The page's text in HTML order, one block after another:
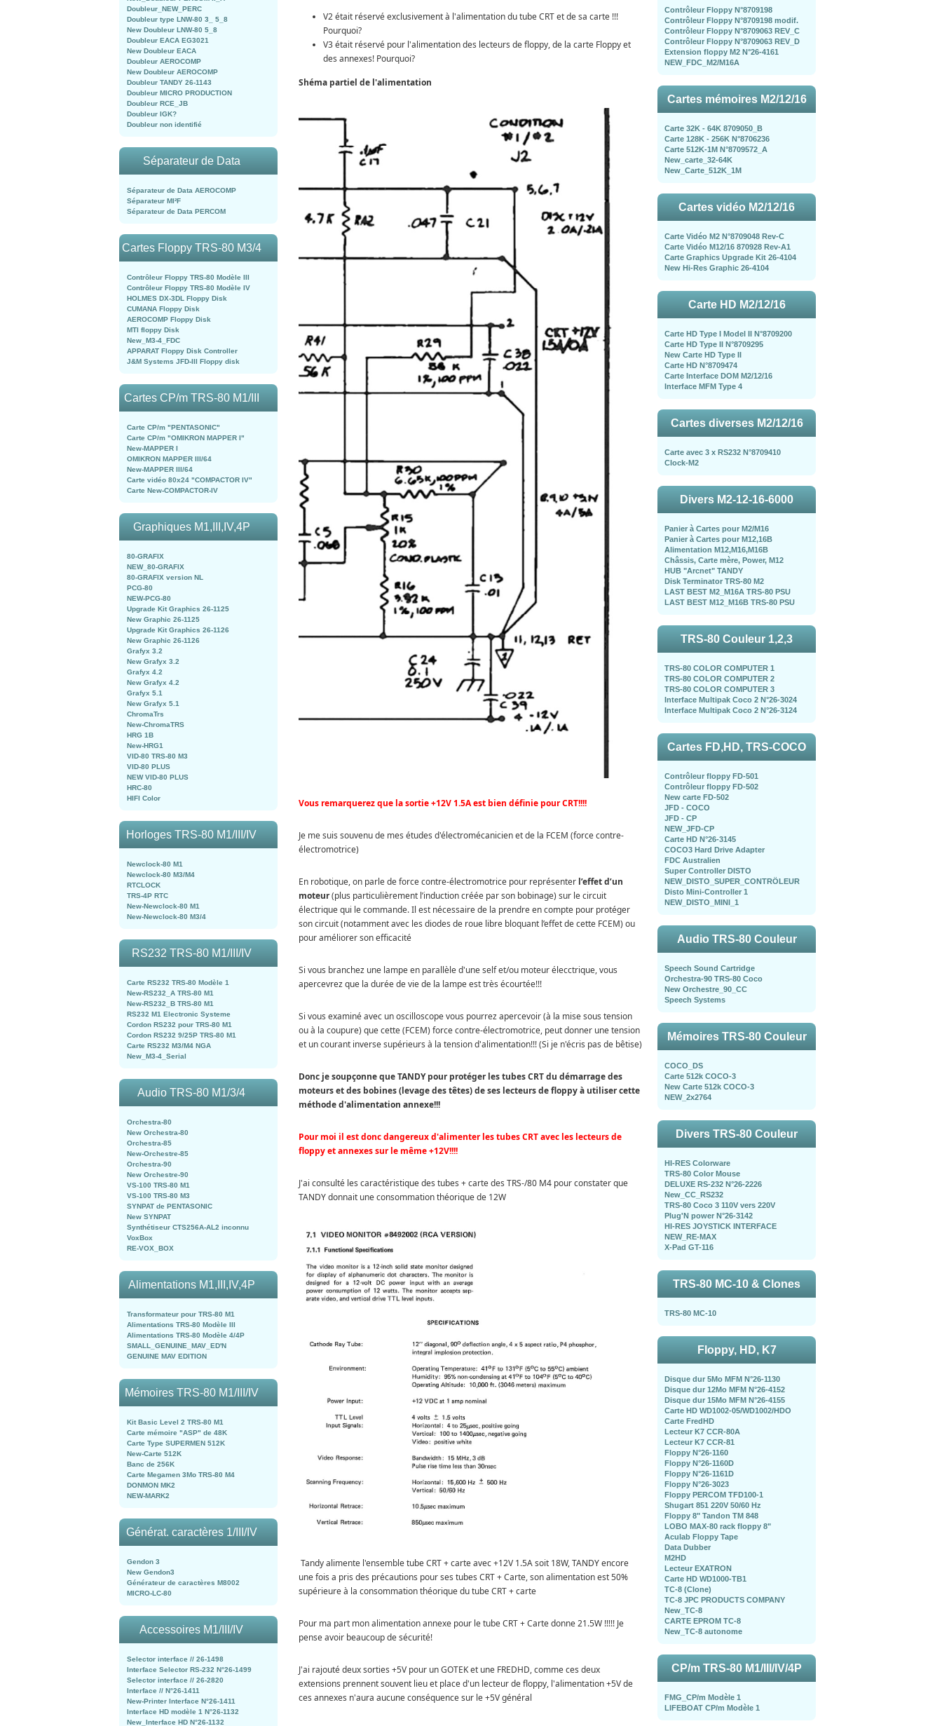
Doubleur_NEW_PERC
Doubleur type LNW-80 3_ 5_8
New Doubleur LNW-80 5_8
Doubleur EACA EG3021
New Doubleur EACA
Doubleur AEROCOMP
New Doubleur AEROCOMP
Doubleur TANDY 26-1143
Doubleur MICRO PRODUCTION
Doubleur RCE_JB
Doubleur IGK?
Doubleur non identifié
Séparateur de Data
Séparateur de Data AEROCOMP
Séparateur MI²F
Séparateur de Data PERCOM
Cartes Floppy TRS-80 M3/4
Contrôleur Floppy TRS-80 Modèle III
Contrôleur Floppy TRS-80 Modèle IV
HOLMES DX-3DL Floppy Disk
CUMANA Floppy Disk
AEROCOMP Floppy Disk
MTI floppy Disk
New_M3-4_FDC
APPARAT Floppy Disk Controller
J&M Systems JFD-III Floppy disk
Cartes CP/m TRS-80 M1/III
Carte CP/m "PENTASONIC"
Carte CP/m "OMIKRON MAPPER I"
New-MAPPER I
OMIKRON MAPPER III/64
New-MAPPER III/64
Carte vidéo 80x24 "COMPACTOR IV"
Carte New-COMPACTOR-IV
Graphiques M1,III,IV,4P
80-GRAFIX
NEW_80-GRAFIX
80-GRAFIX version NL
PCG-80
NEW-PCG-80
Upgrade Kit Graphics 26-1125
New Graphic 26-1125
Upgrade Kit Graphics 26-1126
New Graphic 26-1126
Grafyx 3.2
New Grafyx 3.2
Grafyx 4.2
New Grafyx 4.2
Grafyx 5.1
New Grafyx 5.1
ChromaTrs
New-ChromaTRS
HRG 1B
New-HRG1
VID-80 TRS-80 M3
VID-80 PLUS
NEW VID-80 PLUS
HRC-80
HIFI Color
Horloges TRS-80 M1/III/IV
Newclock-80 M1
Newclock-80 M3/M4
RTCLOCK
TRS-4P RTC
New-Newclock-80 M1
New-Newclock-80 M3/4
RS232 TRS-80 M1/III/IV
Carte RS232 TRS-80 Modèle 1
New-RS232_A TRS-80 M1
New-RS232_B TRS-80 M1
RS232 M1 Electronic Systeme
Cordon RS232 pour TRS-80 M1
Cordon RS232 9/25P TRS-80 M1
Carte RS232 M3/M4 NGA
New_M3-4_Serial
Audio TRS-80 M1/3/4
Orchestra-80
New Orchestra-80
Orchestra-85
New-Orchestre-85
Orchestra-90
New Orchestre-90
VS-100 TRS-80 M1
VS-100 TRS-80 M3
SYNPAT de PENTASONIC
New SYNPAT
Synthétiseur CTS256A-AL2 inconnu
VoxBox
RE-VOX_BOX
Alimentations M1,III,IV,4P
Transformateur pour TRS-80 M1
Alimentations TRS-80 Modèle III
Alimentations TRS-80 Modèle 4/4P
SMALL_GENUINE_MAV_ED'N
GENUINE MAV EDITION
Mémoires TRS-80 M1/III/IV
Kit Basic Level 2 TRS-80 M1
Carte mémoire "ASP" de 48K
Carte Type SUPERMEN 512K
New-Carte 512K
Banc de 256K
Carte Megamen 3Mo TRS-80 M4
DONMON MK2
NEW-MARK2
Générat. caractères 1/III/IV
Gendon 3
New Gendon3
Générateur de caractères M8002
MICRO-LC-80
Accessoires M1/III/IV
Selector interface // 26-1498
Interface Selector RS-232 N°26-1499
Selector interface // 26-2820
Interface // N°26-1411
New-Printer Interface N°26-1411
Interface HD modèle 1 N°26-1132
New_Interface HD N°26-1132
V2 était réservé exclusivement à l'alimentation du tube CRT et de sa carte !!!
Pourquoi?
V3 était réservé pour l'alimentation des lecteurs de floppy, de la carte Floppy et
des annexes! Pourquoi?
Shéma partiel de l'alimentation
Vous remarquerez que la sortie +12V 1.5A est bien définie pour CRT!!!!
Je me suis souvenu de mes études d'électromécanicien et de la FCEM (force contre-
électromotrice)
En robotique, on parle de force contre-électromotrice pour représenter l’effet d’un
moteur(plus particulièrement l’induction créée par son bobinage) sur le circuit
électrique qui le commande. Il est nécessaire de la prendre en compte pour protéger
son circuit (notamment avec les diodes de roue libre bloquant l’effet de cette FCEM) ou
pour améliorer son efficacité
Si vous branchez une lampe en parallèle d'une self et/ou moteur élecctrique, vous
apercevrez que la durée de vie de la lampe est très écourtée!!!
Si vous examiné avec un oscilloscope vous pourrez apercevoir (à la mise sous tension
ou à la coupure) que cette (FCEM) force contre-électromotrice, peut donner une tension
et un courant inverse supérieurs à la tension d'alimentation!!! (Si je n'écris pas de bêtise)
Donc je soupçonne que TANDY pour protéger les tubes CRT du démarrage des
moteurs et des bobines (levage des têtes) de ses lecteurs de floppy à utiliser cette
méthode d'alimentation annexe!!!
Pour moi il est donc dangereux d'alimenter les tubes CRT avec les lecteurs de
floppy et annexes sur le même +12V!!!!
J'ai consulté les caractéristique des tubes + carte des TRS-/80 M4 pour constater que
TANDY donnait une consommation théorique de 12W
Tandy alimente l'ensemble tube CRT + carte avec +12V 1.5A soit 18W, TANDY encore
une fois a pris des précautions pour ses tubes CRT + Carte, son alimentation est 50%
supérieure à la consommation théorique du tube CRT + carte
Pour ma part mon alimentation annexe pour le tube CRT + Carte donne 21.5W !!!!! Je
pense avoir beaucoup de sécurité!
J'ai rajouté deux sorties +5V pour un GOTEK et une FREDHD, comme ces deux
extensions prennent souvent lieu et place d'un lecteur de floppy, l'alimentation +5V de
ces annexes n'aura aucune conséquence sur le +5V général
Contrôleur Floppy N°8709198
Contrôleur Floppy N°8709198 modif.
Contrôleur Floppy N°8709063 REV_C
Contrôleur Floppy N°8709063 REV_D
Extension floppy M2 N°26-4161
NEW_FDC_M2/M16A
Cartes mémoires M2/12/16
Carte 32K - 64K 8709050_B
Carte 128K - 256K N°8706236
Carte 512K-1M N°8709572_A
New_carte_32-64K
New_Carte_512K_1M
Cartes vidéo M2/12/16
Carte Vidéo M2 N°8709048 Rev-C
Carte Vidéo M12/16 870928 Rev-A1
Carte Graphics Upgrade Kit 26-4104
New Hi-Res Graphic 26-4104
Carte HD M2/12/16
Carte HD Type I Model II N°8709200
Carte HD Type II N°8709295
New Carte HD Type II
Carte HD N°8709474
Carte Interface DOM M2/12/16
Interface MFM Type 4
Cartes diverses M2/12/16
Carte avec 3 x RS232 N°8709410
Clock-M2
Divers M2-12-16-6000
Panier à Cartes pour M2/M16
Panier à Cartes pour M12,16B
Alimentation M12,M16,M16B
Châssis, Carte mère, Power, M12
HUB "Arcnet" TANDY
Disk Terminator TRS-80 M2
LAST BEST M2_M16A TRS-80 PSU
LAST BEST M12_M16B TRS-80 PSU
TRS-80 Couleur 1,2,3
TRS-80 COLOR COMPUTER 1
TRS-80 COLOR COMPUTER 2
TRS-80 COLOR COMPUTER 3
Interface Multipak Coco 2 N°26-3024
Interface Multipak Coco 2 N°26-3124
Cartes FD,HD, TRS-COCO
Contrôleur floppy FD-501
Contrôleur floppy FD-502
New carte FD-502
JFD - COCO
JFD - CP
NEW_JFD-CP
Carte HD N°26-3145
COCO3 Hard Drive Adapter
FDC Australien
Super Controller DISTO
NEW_DISTO_SUPER_CONTRÖLEUR
Disto Mini-Controller 1
NEW_DISTO_MINI_1
Audio TRS-80 Couleur
Speech Sound Cartridge
Orchestra-90 TRS-80 Coco
New Orchestre_90_CC
Speech Systems
Mémoires TRS-80 Couleur
COCO_DS
Carte 512k COCO-3
New Carte 512k COCO-3
NEW_2x2764
Divers TRS-80 Couleur
HI-RES Colorware
TRS-80 Color Mouse
DELUXE RS-232 N°26-2226
New_CC_RS232
TRS-80 Coco 3 110V vers 220V
Plug'N power N°26-3142
HI-RES JOYSTICK INTERFACE
NEW_RE-MAX
X-Pad GT-116
TRS-80 MC-10 & Clones
TRS-80 MC-10
Floppy, HD, K7
Disque dur 5Mo MFM N°26-1130
Disque dur 12Mo MFM N°26-4152
Disque dur 15Mo MFM N°26-4155
Carte HD WD1002-05/WD1002/HDO
Carte FredHD
Lecteur K7 CCR-80A
Lecteur K7 CCR-81
Floppy N°26-1160
Floppy N°26-1160D
Floppy N°26-1161D
Floppy N°26-3023
Floppy PERCOM TFD100-1
Shugart 851 220V 50/60 Hz
Floppy 8" Tandon TM 848
LOBO MAX-80 rack floppy 8"
Aculab Floppy Tape
Data Dubber
M2HD
Lecteur EXATRON
Carte HD WD1000-TB1
TC-8 (Clone)
TC-8 JPC PRODUCTS COMPANY
New_TC-8
CARTE EPROM TC-8
New_TC-8 autonome
CP/m TRS-80 M1/III/IV/4P
FMG_CP/m Modèle 1
LIFEBOAT CP/m Modèle 1